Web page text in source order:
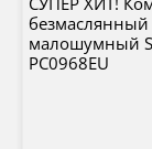
безмаслянный
малошумный
PC0968EU